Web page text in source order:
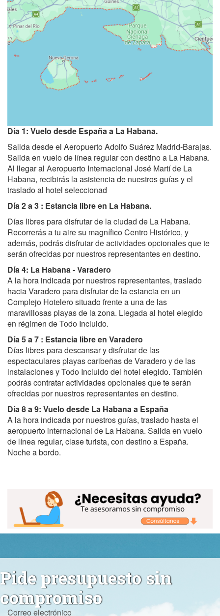
Día 1: Vuelo desde España a La Habana.
Salida desde el Aeropuerto Adolfo Suárez Madrid-Barajas.
Salida en vuelo de línea regular con destino a La Habana.
Al llegar al Aeropuerto Internacional José Martí de La
Habana, recibirás la asistencia de nuestros guías y el
traslado al hotel seleccionad
Día 2 a 3 : Estancia libre en La Habana.
Días libres para disfrutar de la ciudad de La Habana.
Recorrerás a tu aire su magnífico Centro Histórico, y
además, podrás disfrutar de actividades opcionales que te
serán ofrecidas por nuestros representantes en destino.
Día 4: La Habana - Varadero
A la hora indicada por nuestros representantes, traslado
hacia Varadero para disfrutar de la estancia en un
Complejo Hotelero situado frente a una de las
maravillosas playas de la zona. Llegada al hotel elegido
en régimen de Todo Incluido.
Día 5 a 7 : Estancia libre en Varadero
Días libres para descansar y disfrutar de las
espectaculares playas caribeñas de Varadero y de las
instalaciones y Todo Incluido del hotel elegido. También
podrás contratar actividades opcionales que te serán
ofrecidas por nuestros representantes en destino.
Día 8 a 9: Vuelo desde La Habana a España
A la hora indicada por nuestros guías, traslado hasta el
aeropuerto internacional de La Habana. Salida en vuelo
de línea regular, clase turista, con destino a España.
Noche a bordo.
Pide presupuesto sin
compromiso
Correo electrónico